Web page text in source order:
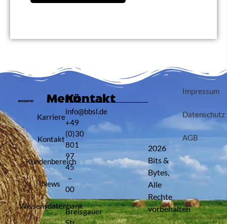
Menü
Karriere
Kontakt
Kundenbereich
News
Wissensdatenbank
Kontakt
info@bbsl.de
+49
(0)30
801
97
45
–
00
Breisgauer
2026
Bits &
Bytes,
Alle
Rechte
vorbehalten
Impressum
Datenschutz
AGB